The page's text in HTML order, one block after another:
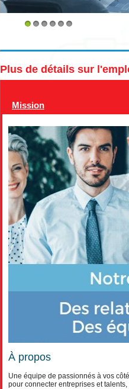
Plus de détails sur
Mission
À propos
Une équipe de passionnés à vos
pour connecter entreprises et